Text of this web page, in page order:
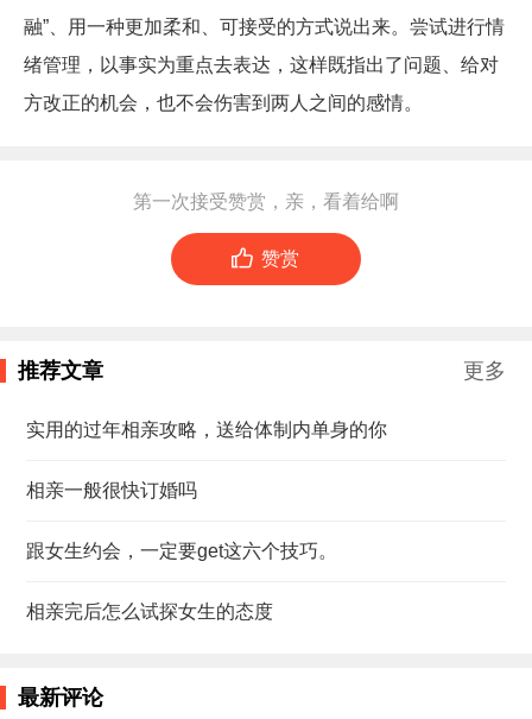
融”、用一种更加柔和、可接受的方式说出来。尝试进行情
绪管理，以事实为重点去表达，这样既指出了问题、给对
方改正的机会，也不会伤害到两人之间的感情。
第一次接受赞赏，亲，看着给啊
 赞赏
推荐文章 更多
实用的过年相亲攻略，送给体制内单身的你
相亲一般很快订婚吗
跟女生约会，一定要get这六个技巧。
相亲完后怎么试探女生的态度
最新评论